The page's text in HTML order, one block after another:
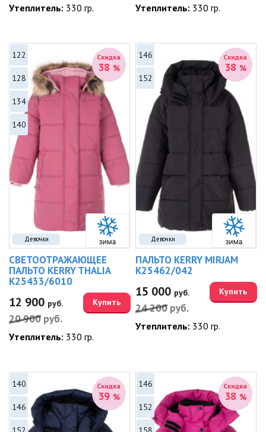
Утеплитель: 330 гр. Утеплитель: 330 гр.
Девочки
Скидка
38 %
122
128
134
140
СВЕТООТРАЖАЮЩЕЕ
ПАЛЬТО KERRY THALIA
K25433/6010
12 900 руб.
20 900 руб.
Купить
Утеплитель: 330 гр.
Девочки
Скидка
38 %
146
152
ПАЛЬТО KERRY MIRJAM
K25462/042
15 000 руб.
24 200 руб.
Купить
Утеплитель: 330 гр.
Скидка
39 %
140
146
Скидка
38 %
146
152